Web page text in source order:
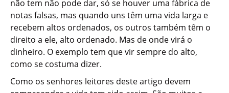
não tem não pode dar, só se houver uma fábrica de
notas falsas, mas quando uns têm uma vida larga e
recebem altos ordenados, os outros também têm o
direito a ele, alto ordenado. Mas de onde virá o
dinheiro. O exemplo tem que vir sempre do alto,
como se costuma dizer.
Como os senhores leitores deste artigo devem